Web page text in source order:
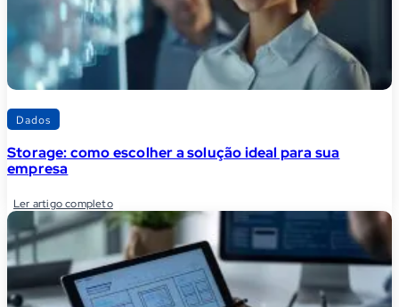
Dados
Storage: como escolher a solução ideal para sua
empresa
Ler artigo completo